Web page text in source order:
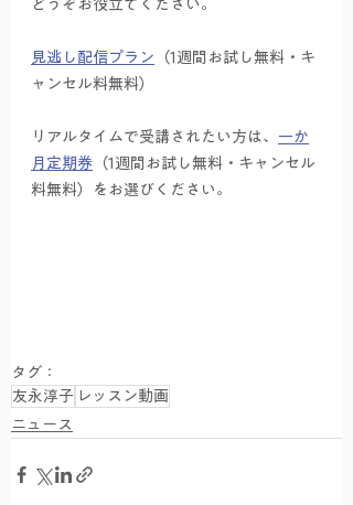
どうぞお役立てください。
見逃し配信プラン （1週間お試し無料・キ
ャンセル料無料）
リアルタイムで受講されたい方は、 一か
月定期券 （1週間お試し無料・キャンセル
料無料）をお選びください。
タグ：
友永淳子 レッスン動画
ニュース